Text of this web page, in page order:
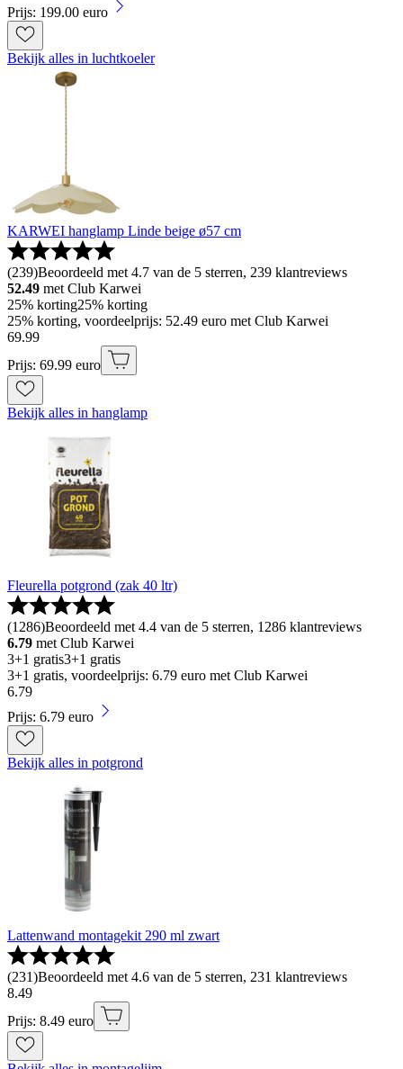
Prijs: 199.00 euro
Bekijk alles in luchtkoeler
KARWEI hanglamp Linde beige ø57 cm
(239)Beoordeeld met 4.7 van de 5 sterren, 239 klantreviews
52.49 met Club Karwei
25% korting25% korting
25% korting, voordeelprijs: 52.49 euro met Club Karwei
69.99
Prijs: 69.99 euro
Bekijk alles in hanglamp
Fleurella potgrond (zak 40 ltr)
(1286)Beoordeeld met 4.4 van de 5 sterren, 1286 klantreviews
6.79 met Club Karwei
3+1 gratis3+1 gratis
3+1 gratis, voordeelprijs: 6.79 euro met Club Karwei
6.79
Prijs: 6.79 euro
Bekijk alles in potgrond
Lattenwand montagekit 290 ml zwart
(231)Beoordeeld met 4.6 van de 5 sterren, 231 klantreviews
8.49
Prijs: 8.49 euro